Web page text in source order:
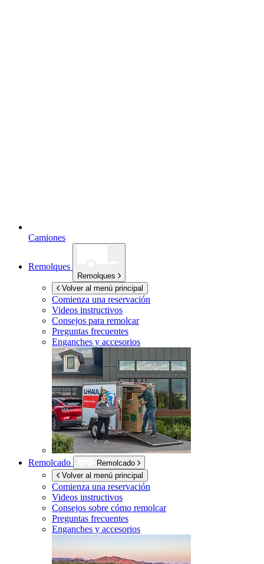
Camiones
Remolques
Remolques
Volver al menú principal
Comienza una reservación
Videos instructivos
Consejos para remolcar
Preguntas frecuentes
Enganches y accesorios
Remolcado
Remolcado
Volver al menú principal
Comienza una reservación
Videos instructivos
Consejos sobre cómo remolcar
Preguntas frecuentes
Enganches y accesorios